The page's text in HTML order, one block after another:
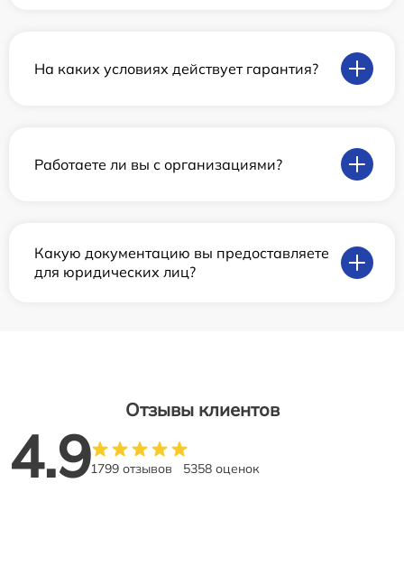
На каких условиях действует гарантия?
Работаете ли вы с организациями?
Какую документацию вы предоставляете
для юридических лиц?
Отзывы клиентов
4.91799 отзывов 5358 оценок